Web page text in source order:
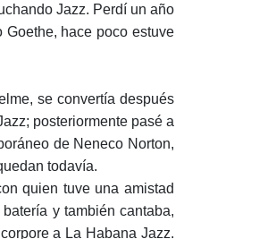
Jazz. Perdí un año
hace poco estuve
se convertía después
posteriormente pasé a
de Neneco Norton,
todavía.
quien tuve una amistad
y también cantaba,
a La Habana Jazz.